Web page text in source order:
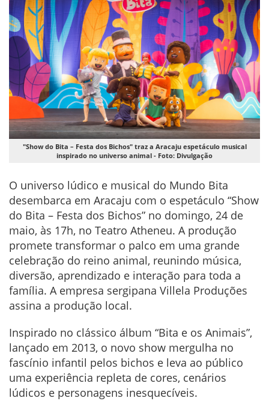
"Show do Bita – Festa dos Bichos" traz a Aracaju espetáculo musical
inspirado no universo animal - Foto: Divulgação
O universo lúdico e musical do Mundo Bita
desembarca em Aracaju com o espetáculo “Show
do Bita – Festa dos Bichos” no domingo, 24 de
maio, às 17h, no Teatro Atheneu. A produção
promete transformar o palco em uma grande
celebração do reino animal, reunindo música,
diversão, aprendizado e interação para toda a
família. A empresa sergipana Villela Produções
assina a produção local.
Inspirado no clássico álbum “Bita e os Animais”,
lançado em 2013, o novo show mergulha no
fascínio infantil pelos bichos e leva ao público
uma experiência repleta de cores, cenários
lúdicos e personagens inesquecíveis.